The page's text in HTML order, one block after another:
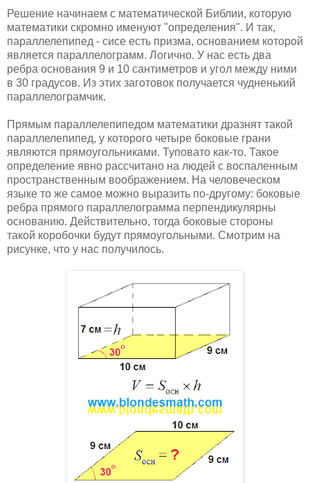
Решение начинаем с математической Библии, которую
математики скромно именуют "определения". И так,
параллелепипед - сисе есть призма, основанием которой
является параллелограмм. Логично. У нас есть два
ребра основания 9 и 10 сантиметров и угол между ними
в 30 градусов. Из этих заготовок получается чудненький
параллелограмчик.
Прямым параллелепипедом математики дразнят такой
параллелепипед, у которого четыре боковые грани
являются прямоугольниками. Туповато как-то. Такое
определение явно рассчитано на людей с воспаленным
пространственным воображением. На человеческом
языке то же самое можно выразить по-другому: боковые
ребра прямого параллелограмма перпендикулярны
основанию. Действительно, тогда боковые стороны
такой коробочки будут прямоугольными. Смотрим на
рисунке, что у нас получилось.